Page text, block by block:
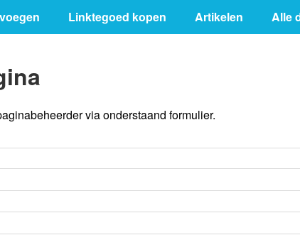
Linktegoed kopen Artikelen Alle
via onderstaand formulier.